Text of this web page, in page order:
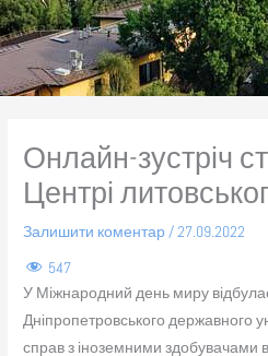
Онлайн-зустріч
Центрі
Залишити коментар/27.09.2022
547
У Міжнародний день миру
Дніпропетровського державного
справ з іноземними здобувачами